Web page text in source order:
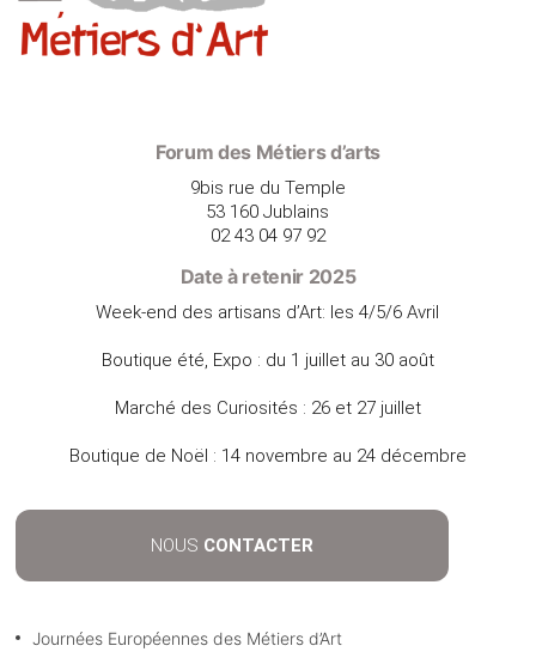
Forum des Métiers d’arts
9bis rue du Temple
53 160 Jublains
02 43 04 97 92
Date à retenir 2025
Week-end des artisans d’Art: les 4/5/6 Avril
Boutique été, Expo : du 1 juillet au 30 août
Marché des Curiosités : 26 et 27 juillet
Boutique de Noël : 14 novembre au 24 décembre
NOUS CONTACTER
Journées Européennes des Métiers d’Art